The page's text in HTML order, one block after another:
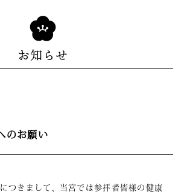
お知らせ
のお願い
つきまして、当宮では参拝者皆様の健康